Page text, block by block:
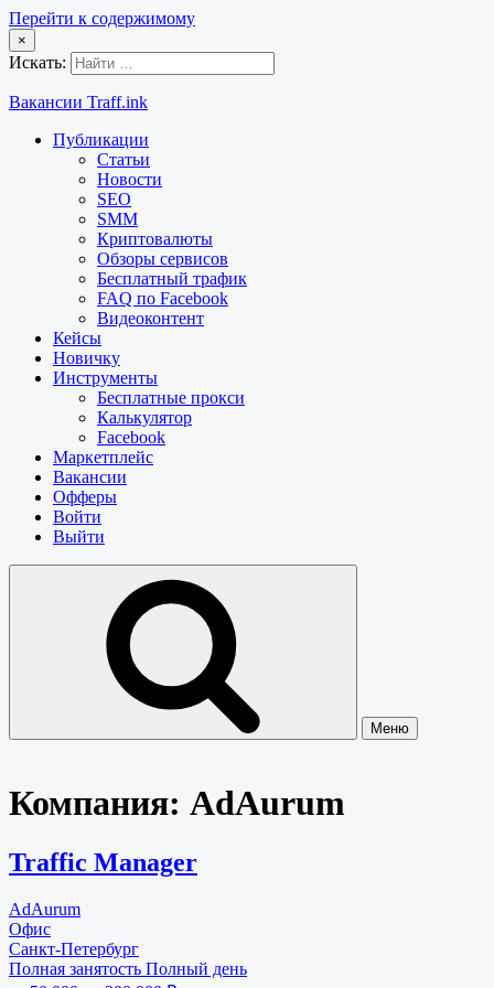
Перейти к содержимому
×
Искать:
Вакансии Traff.ink
Публикации
Статьи
Новости
SEO
SMM
Криптовалюты
Обзоры сервисов
Бесплатный трафик
FAQ по Facebook
Видеоконтент
Кейсы
Новичку
Инструменты
Бесплатные прокси
Калькулятор
Facebook
Маркетплейс
Вакансии
Офферы
Войти
Выйти
Меню
Компания: AdAurum
Traffic Manager
AdAurum
Офис
Санкт-Петербург
Полная занятость Полный день